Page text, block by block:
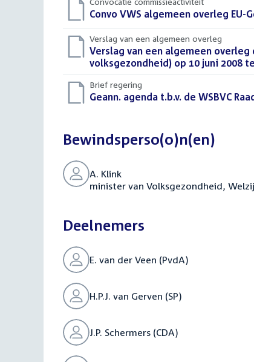
Download
bestand:
Convo VWS algemeen overleg EU-
Verslag van een algemeen overleg
Download
bestand:
Verslag van een algemeen
volksgezondheid) op 10 juni 2008
Brief regering
Download
Geann. agenda t.b.v. de WSBVC
Bewindsperso(o)n(en)
A. Klink
minister van Volksgezondheid,
Deelnemers
E. van der Veen (PvdA)
H.P.J. van Gerven (SP)
J.P. Schermers (CDA)